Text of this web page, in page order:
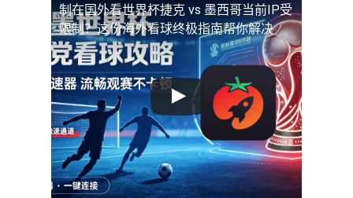
制在国外看世界杯捷克 vs 墨西哥当前IP受
限制？这份海外看球终极指南帮你解决